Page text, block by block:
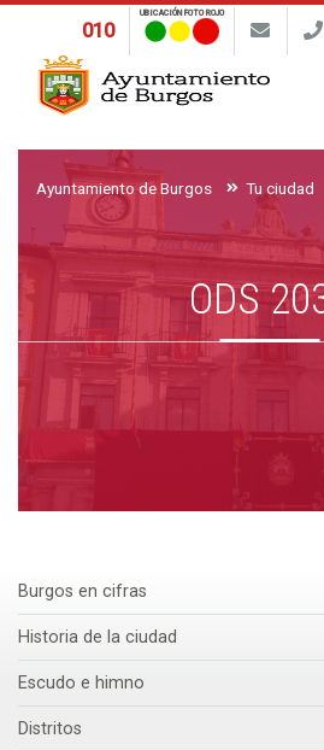
010
UBICACIÓN FOTO ROJO
Ayuntamiento de Burgos Tu ciudad
ODS
Burgos en cifras
Historia de la ciudad
Escudo e himno
Distritos